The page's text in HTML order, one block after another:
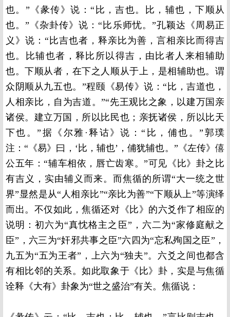
也。”《彖传》说：“比，吉也。比，辅也，下顺从
也。”《杂卦传》说：“比乐师忧。”孔颖达《周易正
义》说：“比吉也者，释亲比为善，言相亲比而得吉
也。比辅也者，释比所以得吉，由比者人来相辅助
也。下顺从者，在下之人顺从于上，是相辅助也。谓
众阴顺从九五也。”程颐《易传》说：“比，吉道也，
人相亲比，自为吉道。”“先王观比之象，以建万国亲
诸侯。建立万国，所以比民也；亲抚诸侯，所以比天
下也。”据《尔雅·释诂》说：“比，俌也。”郭璞
注：“《易》曰，‘比，辅也’，俌犹辅也。”《左传》僖
公五年：“辅车相依，唇亡齿寒。”可见《比》卦之比
有吉义，实由辅义而来。而焦循的所谓“大一统之世
界”显然是从“人相亲比”“亲比为善”“下顺从上”等演绎
而出。不仅如此，焦循还对《比》的六爻作了相应的
说明：初六为“真忱格主之臣”，六二为“家修庭献之
臣”，六三为“奸邪共事之臣”六四为“忘私殉国之臣”，
九五为“五为王者”，上六为“独夫”。六爻之间也都含
有相比邻的关系。如此取象于《比》卦，实是与焦循
诠释《大有》卦象为“世之盛治”有关。焦循说：